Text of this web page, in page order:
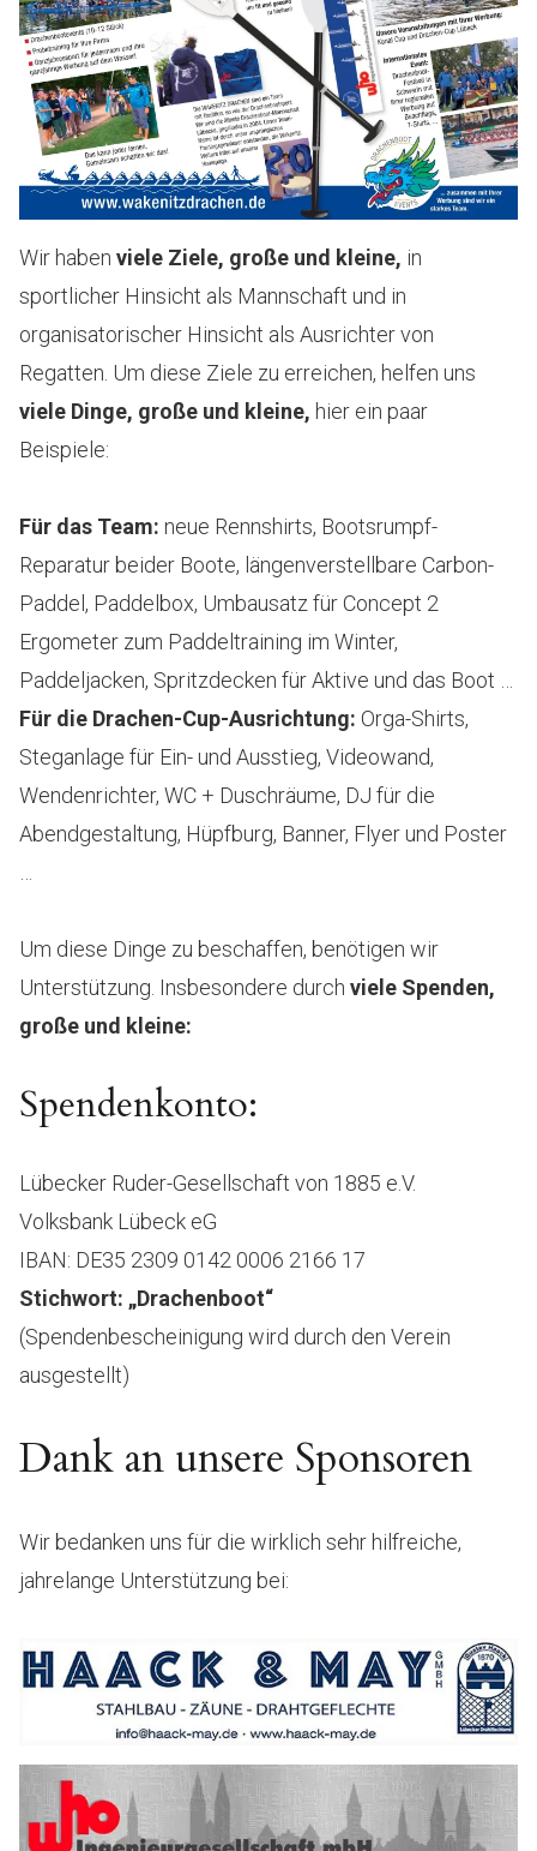
Wir haben viele Ziele, große und kleine, in
sportlicher Hinsicht als Mannschaft und in
organisatorischer Hinsicht als Ausrichter von
Regatten. Um diese Ziele zu erreichen, helfen uns
viele Dinge, große und kleine, hier ein paar
Beispiele:
Für das Team: neue Rennshirts, Bootsrumpf-
Reparatur beider Boote, längenverstellbare Carbon-
Paddel, Paddelbox, Umbausatz für Concept 2
Ergometer zum Paddeltraining im Winter,
Paddeljacken, Spritzdecken für Aktive und das Boot …
Für die Drachen-Cup-Ausrichtung: Orga-Shirts,
Steganlage für Ein- und Ausstieg, Videowand,
Wendenrichter, WC + Duschräume, DJ für die
Abendgestaltung, Hüpfburg, Banner, Flyer und Poster
Um diese Dinge zu beschaffen, benötigen wir
Unterstützung. Insbesondere durch viele Spenden,
große und kleine:
Spendenkonto:
Lübecker Ruder-Gesellschaft von 1885 e.V.
Volksbank Lübeck eG
IBAN: DE35 2309 0142 0006 2166 17
Stichwort: „Drachenboot“
(Spendenbescheinigung wird durch den Verein
ausgestellt)
Dank an unsere Sponsoren
Wir bedanken uns für die wirklich sehr hilfreiche,
jahrelange Unterstützung bei: